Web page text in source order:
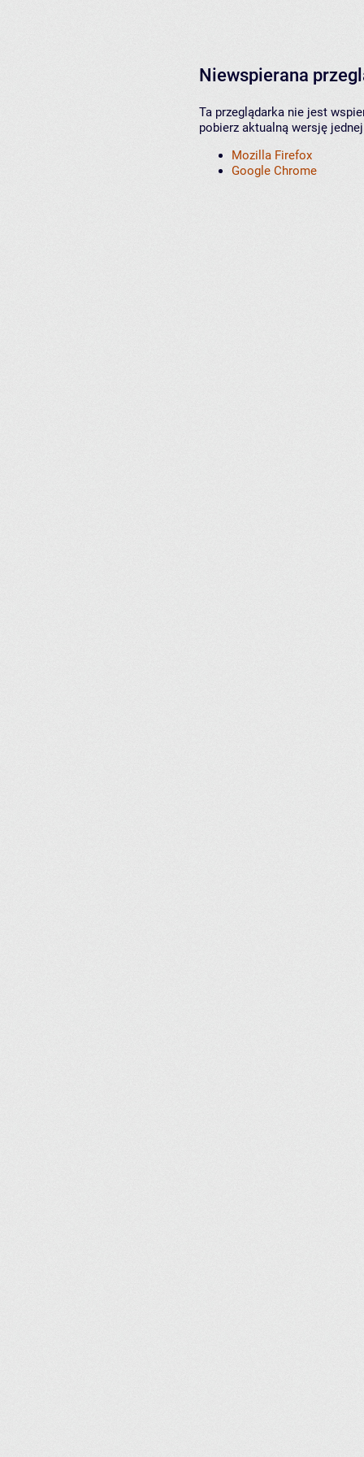
Niewspierana
Ta przeglądarka nie jest
pobierz aktualną wersję
Mozilla Firefox
Google Chrome